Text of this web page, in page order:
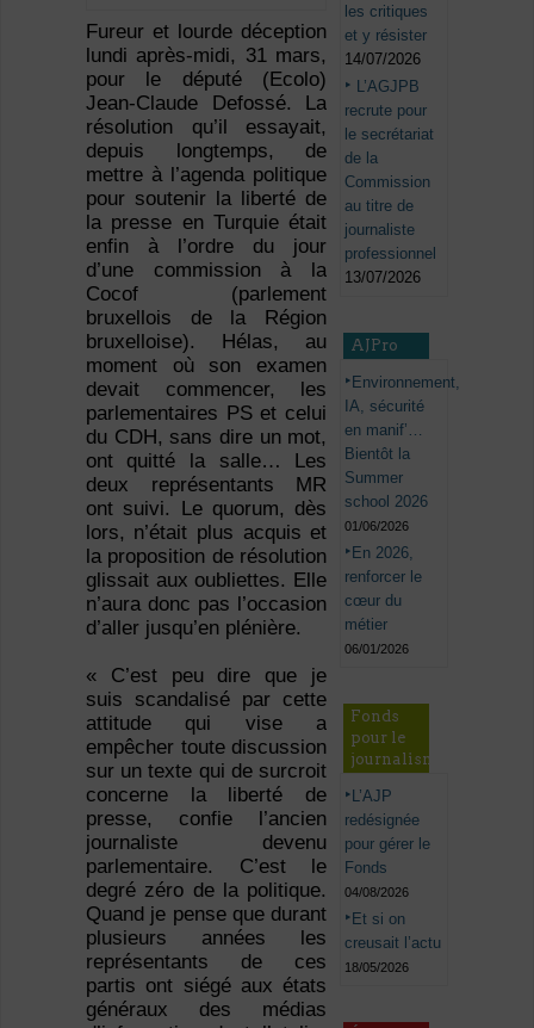
Fureur et lourde déception
lundi après-midi, 31 mars,
pour le député (Ecolo)
Jean-Claude Defossé. La
résolution qu’il essayait,
depuis longtemps, de
mettre à l’agenda politique
pour soutenir la liberté de
la presse en Turquie était
enfin à l’ordre du jour
d’une commission à la
Cocof (parlement
bruxellois de la Région
bruxelloise). Hélas, au
moment où son examen
devait commencer, les
parlementaires PS et celui
du CDH, sans dire un mot,
ont quitté la salle… Les
deux représentants MR
ont suivi. Le quorum, dès
lors, n’était plus acquis et
la proposition de résolution
glissait aux oubliettes. Elle
n’aura donc pas l’occasion
d’aller jusqu’en plénière.
« C’est peu dire que je
suis scandalisé par cette
attitude qui vise a
empêcher toute discussion
sur un texte qui de surcroit
concerne la liberté de
presse, confie l’ancien
journaliste devenu
parlementaire. C’est le
degré zéro de la politique.
Quand je pense que durant
plusieurs années les
représentants de ces
partis ont siégé aux états
généraux des médias
les critiques
et y résister
14/07/2026
L’AGJPB
recrute pour
le secrétariat
de la
Commission
au titre de
journaliste
professionnel
13/07/2026
AJPro
Environnement,
IA, sécurité
en manif’…
Bientôt la
Summer
school 2026
01/06/2026
En 2026,
renforcer le
cœur du
métier
06/01/2026
Fonds
pour le
journalisme
L’AJP
redésignée
pour gérer le
Fonds
04/08/2026
Et si on
creusait l’actu
18/05/2026